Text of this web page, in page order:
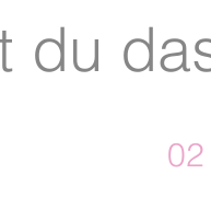
du
02